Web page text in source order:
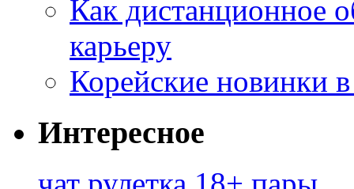
Как дистанционное
карьеру
Корейские новинки
Интересное